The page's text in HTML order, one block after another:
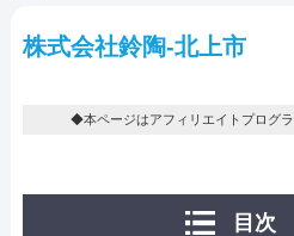
株式会社鈴陶-北上市
◆本ページはアフィリエイトプログラ
目次